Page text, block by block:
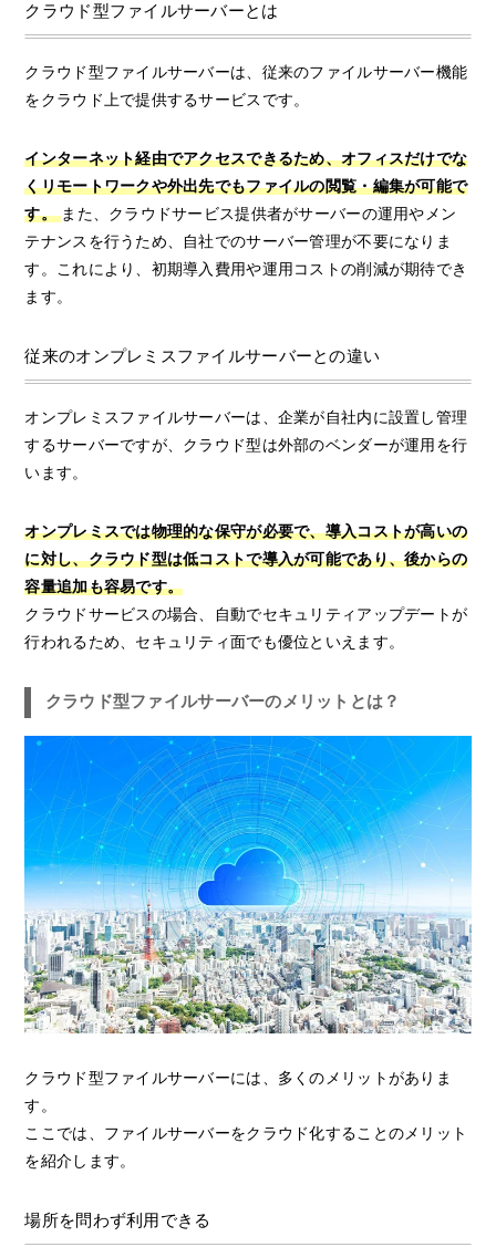
クラウド型ファイルサーバーとは
クラウド型ファイルサーバーは、従来のファイルサーバー機能
をクラウド上で提供するサービスです。
インターネット経由でアクセスできるため、オフィスだけでな
くリモートワークや外出先でもファイルの閲覧・編集が可能で
す。また、クラウドサービス提供者がサーバーの運用やメン
テナンスを行うため、自社でのサーバー管理が不要になりま
す。これにより、初期導入費用や運用コストの削減が期待でき
ます。
従来のオンプレミスファイルサーバーとの違い
オンプレミスファイルサーバーは、企業が自社内に設置し管理
するサーバーですが、クラウド型は外部のベンダーが運用を行
います。
オンプレミスでは物理的な保守が必要で、導入コストが高いの
に対し、クラウド型は低コストで導入が可能であり、後からの
容量追加も容易です。
クラウドサービスの場合、自動でセキュリティアップデートが
行われるため、セキュリティ面でも優位といえます。
クラウド型ファイルサーバーのメリットとは？
クラウド型ファイルサーバーには、多くのメリットがありま
す。
ここでは、ファイルサーバーをクラウド化することのメリット
を紹介します。
場所を問わず利用できる